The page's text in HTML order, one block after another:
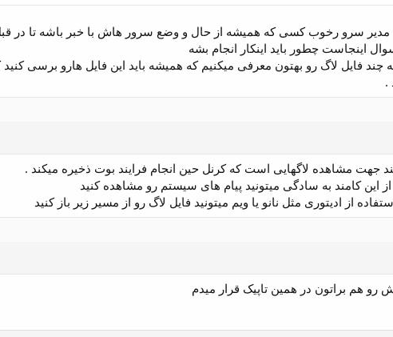
مدیر سرو رخوب کسی که همیشه از حال و وضع سرور هاش با خبر باشه تا در
اینجاست چطور باید اینکار انجام بشه
چند فایل لاگ رو بهتون معرفی میکنیم که همیشه باید این فایل هارو
.
جهت مشاهده لاگهایی است که کرنل حین انجام فرایند بوت ذخیره میکند .
از این کامند به سادگی میتونید پیام های سیستم رو مشاهده کنید
از ادیتوری مثل نانو یا ویم میتونید فایل لاگ رو از مسیر زیر باز کنید
رو هم براتون در همین تاپیک قرار میدم